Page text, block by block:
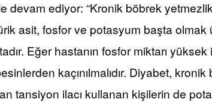
devam ediyor: “Kronik böbrek
asit, fosfor ve potasyum başta
Eğer hastanın fosfor miktarı
kaçınılmalıdır. Diyabet,
tansiyon ilacı kullanan kişilerin de